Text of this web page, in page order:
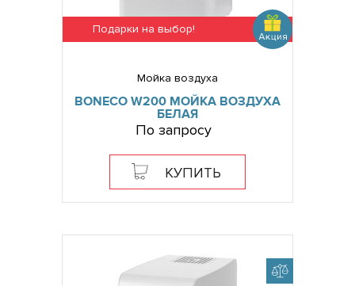
Подарки на выбор!
Мойка воздуха
BONECO W200 МОЙКА ВОЗДУХА
БЕЛАЯ
По запросу
КУПИТЬ